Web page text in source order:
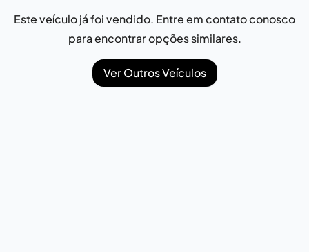
Este veículo já foi vendido. Entre em contato conosco
para encontrar opções similares.
Ver Outros Veículos